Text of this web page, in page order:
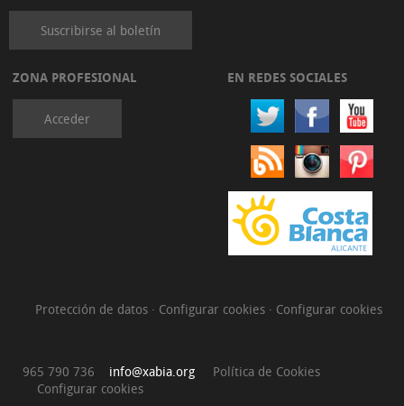
Suscribirse al boletín
ZONA PROFESIONAL
Acceder
EN REDES SOCIALES
Protección de datos · Configurar cookies · Configurar cookies
965 790 736 info@xabia.org
Política de Cookies
Configurar cookies